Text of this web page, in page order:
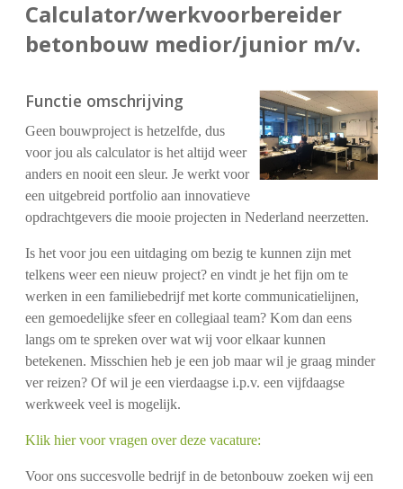
Calculator/werkvoorbereider
betonbouw medior/junior m/v.
Functie omschrijving
Geen bouwproject is hetzelfde, dus
voor jou als calculator is het altijd weer
anders en nooit een sleur. Je werkt voor
een uitgebreid portfolio aan innovatieve
opdrachtgevers die mooie projecten in Nederland neerzetten.
Is het voor jou een uitdaging om bezig te kunnen zijn met
telkens weer een nieuw project? en vindt je het fijn om te
werken in een familiebedrijf met korte communicatielijnen,
een gemoedelijke sfeer en collegiaal team? Kom dan eens
langs om te spreken over wat wij voor elkaar kunnen
betekenen. Misschien heb je een job maar wil je graag minder
ver reizen? Of wil je een vierdaagse i.p.v. een vijfdaagse
werkweek veel is mogelijk.
Klik hier voor vragen over deze vacature:
Voor ons succesvolle bedrijf in de betonbouw zoeken wij een